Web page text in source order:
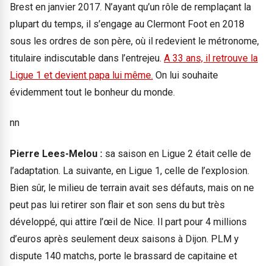
Brest en janvier 2017. N’ayant qu’un rôle de remplaçant la
plupart du temps, il s’engage au Clermont Foot en 2018
sous les ordres de son père, où il redevient le métronome,
titulaire indiscutable dans l’entrejeu. A 33 ans, il retrouve la
Ligue 1 et devient papa lui même. On lui souhaite
évidemment tout le bonheur du monde.
nn
Pierre Lees-Melou : sa saison en Ligue 2 était celle de
l’adaptation. La suivante, en Ligue 1, celle de l’explosion.
Bien sûr, le milieu de terrain avait ses défauts, mais on ne
peut pas lui retirer son flair et son sens du but très
développé, qui attire l’œil de Nice. Il part pour 4 millions
d’euros après seulement deux saisons à Dijon. PLM y
dispute 140 matchs, porte le brassard de capitaine et